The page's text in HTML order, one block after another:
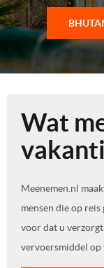
Wat
Meenemen.nl
mensen die op
voor dat u
vervoersmiddel op